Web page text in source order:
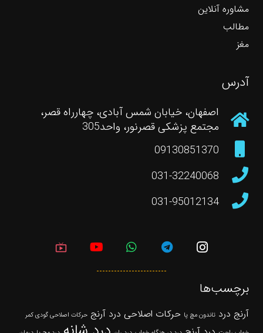
مشاوره آنلاین
مطالب
مغز
آدرس
اصفهان، خیابان شمس آبادی، چهارراه قصر،
مجتمع پزشکی قصرنور، واحد305
09130851370
031-32240068
031-95012134
live_tv
برچسب‌ها
آرنج درد تاندون مچ پا حرکات اصلاحی درد آرنج حرکات اصلاحی گودی کمر